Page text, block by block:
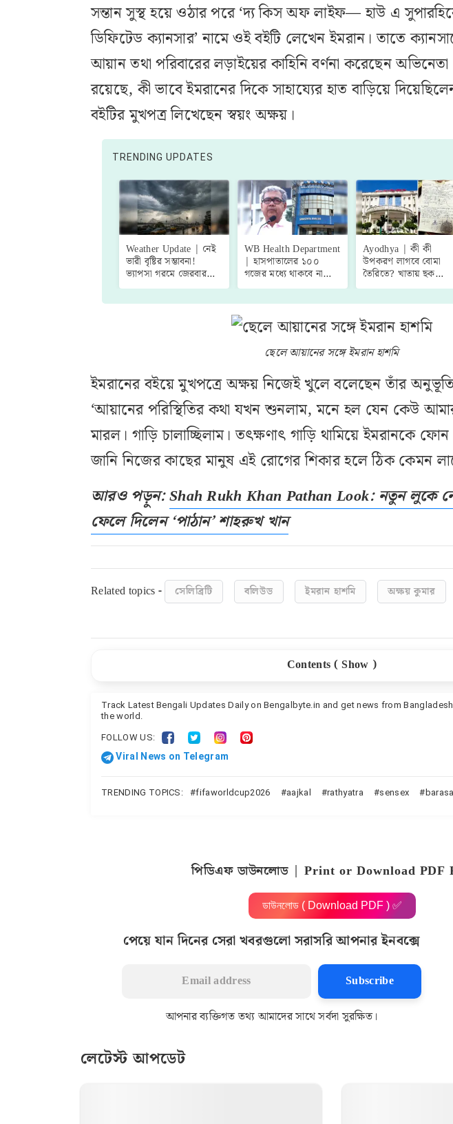
সন্তান সুস্থ হয়ে ওঠার পরে ‘দ্য কিস অফ লাইফ— হাউ এ
ডিফিটেড ক্যানসার’ নামে ওই বইটি লেখেন ইমরান। তাতে
আয়ান তথা পরিবারের লড়াইয়ের কাহিনি বর্ণনা করেছেন
রয়েছে, কী ভাবে ইমরানের দিকে সাহায্যের হাত বাড়িয়ে
বইটির মুখপত্র লিখেছেন স্বয়ং অক্ষয়।
TRENDING UPDATES
Weather Update | নেই
ভারী বৃষ্টির সম্ভাবনা!
ভ্যাপসা গরমে জেরবার
শহরবাসী, একনজরে
WB Health Department
| হাসপাতালের ১০০
গজের মধ্যে থাকবে না
বিড়ি-পান-সিগারেটের
স্বাস্থ্যমন্ত্রীর
Ayodhya | কী কী
উপকরণ লাগবে বোমা
তৈরিতে? খাতায় ছক
কষছিল অযোধ্যার
ছেলে আয়ানের সঙ্গে ইমরান হাশমি
ইমরানের বইয়ে মুখপত্রে অক্ষয় নিজেই খুলে বলেছেন তাঁর
‘আয়ানের পরিস্থিতির কথা যখন শুনলাম, মনে হল যেন কেউ
মারল। গাড়ি চালাচ্ছিলাম। তৎক্ষণাৎ গাড়ি থামিয়ে ইমরানকে
জানি নিজের কাছের মানুষ এই রোগের শিকার হলে ঠিক কেমন
আরও পড়ুন:Shah Rukh Khan Pathan Look: নতুন লুকে
ফেলে দিলেন ‘পাঠান’ শাহরুখ খান
Related topics - সেলিব্রিটি বলিউড ইমরান হাশমি অক্ষয় কুমার
Contents ( Show )
পিডিএফ ডাউনলোড | Print or Download PDF File
Track Latest Bengali Updates Daily on Bengalbyte.in and get news from
the world.
FOLLOW US:
Viral News on Telegram
TRENDING TOPICS: fifaworldcup2026 aajkal rathyatra sensex
পিডিএফ ডাউনলোড | Print or Download PDF
ডাউনলোড ( Download PDF ) ✅
পেয়ে যান দিনের সেরা খবরগুলো সরাসরি আপনার ইনবক্সে
Subscribe
আপনার ব্যক্তিগত তথ্য আমাদের সাথে সর্বদা সুরক্ষিত।
লেটেস্ট আপডেট